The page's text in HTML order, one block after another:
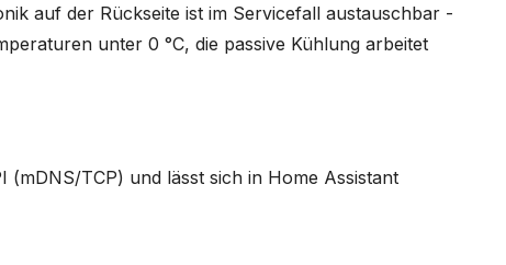
auf der Rückseite ist im Servicefall austauschbar -
unter 0 °C, die passive Kühlung arbeitet
TCP) und lässt sich in Home Assistant